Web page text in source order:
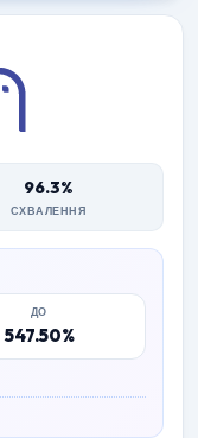
96.3%
СХВАЛЕННЯ
ДО
547.50%